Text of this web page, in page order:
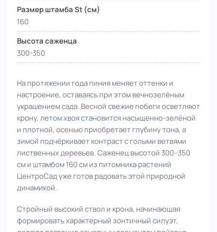
Размер штамба St (см)
160
Высота саженца
300-350
На протяжении года пиния меняет оттенки и
настроение, оставаясь при этом вечнозелёным
украшением сада. Весной свежие побеги осветляют
крону, летом хвоя становится насыщенно-зелёной
и плотной, осенью приобретает глубину тона, а
зимой подчёркивает контраст с голыми ветвями
лиственных деревьев. Саженец высотой 300–350
см и штамбом 160 см из питомника растений
ЦентроСад уже готов радовать этой природной
динамикой.
Стройный высокий ствол и крона, начинающая
формировать характерный зонтичный силуэт,